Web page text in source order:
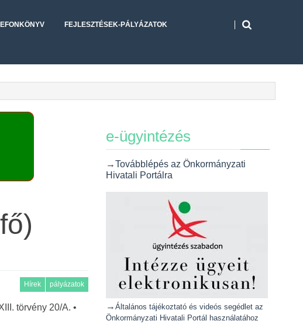
FEJLESZTÉSEK-PÁLYÁZATOK
Hírek pályázatok
törvény 20/A. •
e-ügyintézés
→Továbblépés az Önkormányzati
Hivatali Portálra
→ Általános tájékoztató és videós segédlet az
Önkormányzati Hivatali Portál használatához